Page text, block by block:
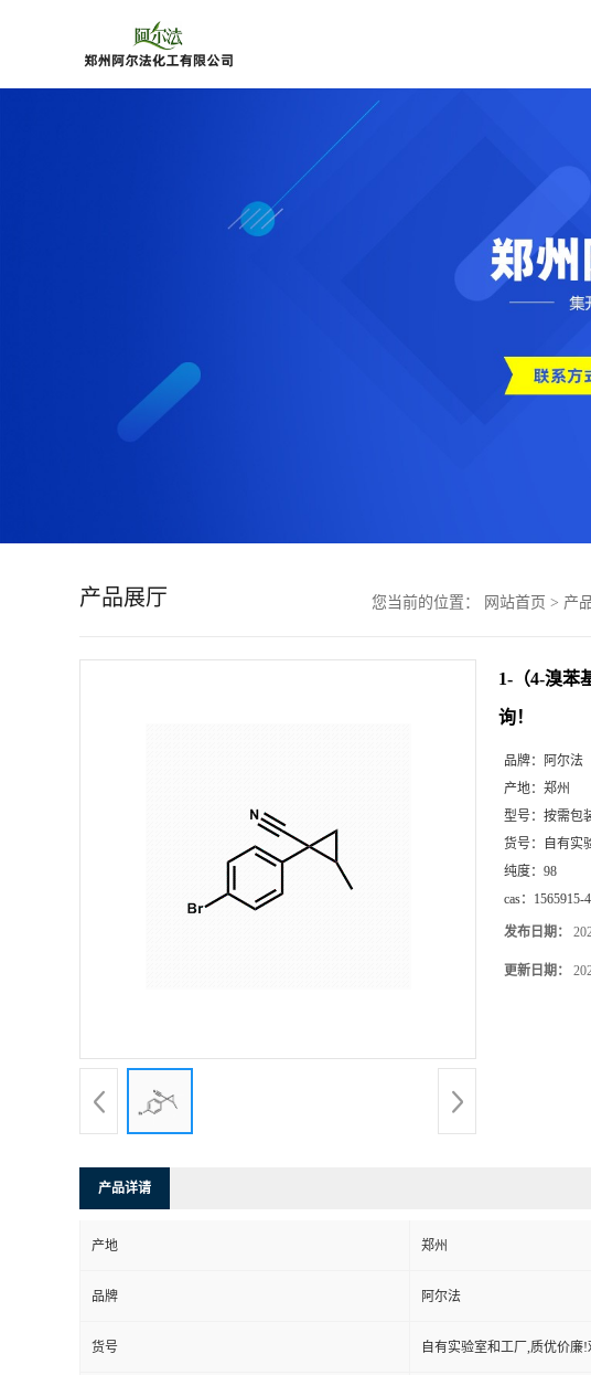
产品展厅 您当前的位置： 网站首页 > 产
1-（4-溴苯
询！
品牌： 阿尔法
产地： 郑州
型号： 按需包
货号：
自有实
纯度： 98
cas： 1565915-
发布日期：
更新日期：
产品详请
产地 郑州
品牌 阿尔法
货号 自有实验室和工厂,质优价廉